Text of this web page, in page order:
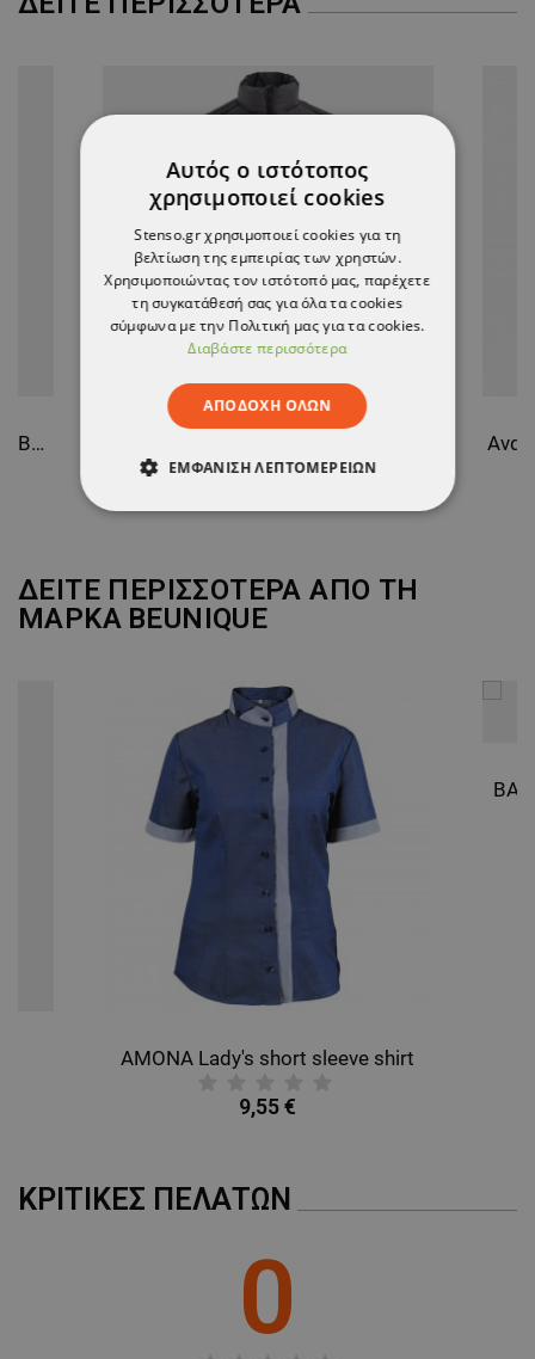
Ανδρικό μπουφάν PULSE NAVY BLUE/BLACK
ΔΕΙΤΕ ΠΕΡΙΣΣΟΤΕΡΑ ΑΠΟ ΤΗ
ΜΑΡΚΑ BEUNIQUE
AMONA Lady's short sleeve shirt
9,55 €
ΚΡΙΤΙΚΈΣ ΠΕΛΑΤΏΝ
0
Αυτός ο ιστότοπος
χρησιμοποιεί cookies
Stenso.gr χρησιμοποιεί cookies για τη
βελτίωση της εμπειρίας των χρηστών.
Χρησιμοποιώντας τον ιστότοπό μας, παρέχετε
τη συγκατάθεσή σας για όλα τα cookies
σύμφωνα με την Πολιτική μας για τα cookies.
Διαβάστε περισσότερα
ΑΠΟΔΟΧΉ ΌΛΩΝ
ΕΜΦΆΝΙΣΗ ΛΕΠΤΟΜΕΡΕΙΏΝ
ΑΠΌΔΟΣΗΣ ΣΤΌΧΕΥΣΗΣ
ΛΕΙΤΟΥΡΓΙΚΌΤΗΤΑΣ
ΜΗ ΤΑΞΙΝΟΜΗΜΈΝΑ